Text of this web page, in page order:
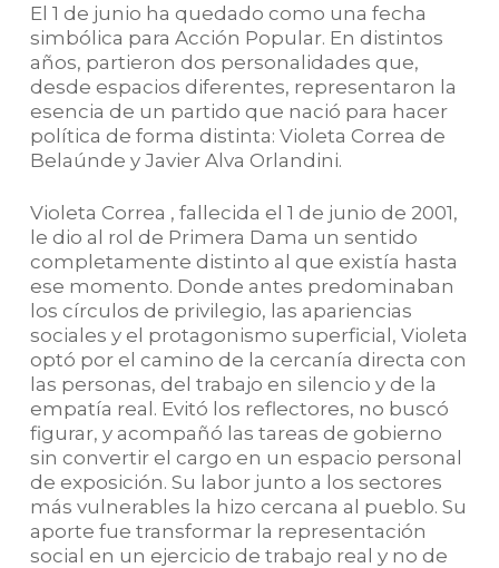
El 1 de junio ha quedado como una fecha
simbólica para Acción Popular. En distintos
años, partieron dos personalidades que,
desde espacios diferentes, representaron la
esencia de un partido que nació para hacer
política de forma distinta: Violeta Correa de
Belaúnde y Javier Alva Orlandini.
Violeta Correa , fallecida el 1 de junio de 2001,
le dio al rol de Primera Dama un sentido
completamente distinto al que existía hasta
ese momento. Donde antes predominaban
los círculos de privilegio, las apariencias
sociales y el protagonismo superficial, Violeta
optó por el camino de la cercanía directa con
las personas, del trabajo en silencio y de la
empatía real. Evitó los reflectores, no buscó
figurar, y acompañó las tareas de gobierno
sin convertir el cargo en un espacio personal
de exposición. Su labor junto a los sectores
más vulnerables la hizo cercana al pueblo. Su
aporte fue transformar la representación
social en un ejercicio de trabajo real y no de